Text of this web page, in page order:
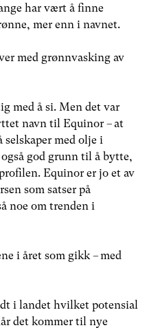
har vært å finne
mer enn i navnet.
med grønnvasking av
med å si. Men det var
navn til Equinor – at
selskaper med olje i
god grunn til å bytte,
Equinor er jo et av
som satser på
noe om trenden i
i året som gikk – med
i landet hvilket potensial
det kommer til nye